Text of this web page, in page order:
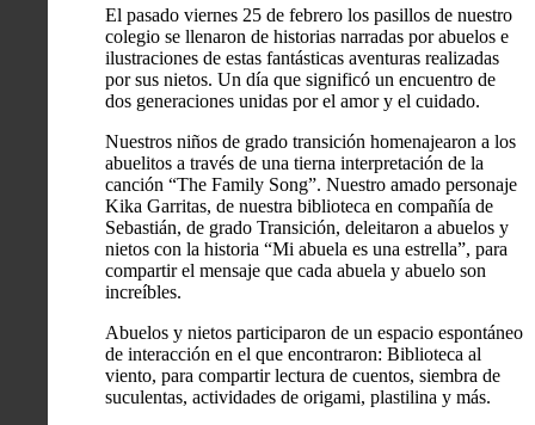
El pasado viernes 25 de febrero los pasillos de nuestro
colegio se llenaron de historias narradas por abuelos e
ilustraciones de estas fantásticas aventuras realizadas
por sus nietos. Un día que significó un encuentro de
dos generaciones unidas por el amor y el cuidado.
Nuestros niños de grado transición homenajearon a los
abuelitos a través de una tierna interpretación de la
canción “The Family Song”. Nuestro amado personaje
Kika Garritas, de nuestra biblioteca en compañía de
Sebastián, de grado Transición, deleitaron a abuelos y
nietos con la historia “Mi abuela es una estrella”, para
compartir el mensaje que cada abuela y abuelo son
increíbles.
Abuelos y nietos participaron de un espacio espontáneo
de interacción en el que encontraron: Biblioteca al
viento, para compartir lectura de cuentos, siembra de
suculentas, actividades de origami, plastilina y más.